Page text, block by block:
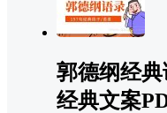
郭德纲经
经典文案